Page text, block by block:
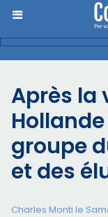
Après la
groupe
et des
Charles Monti le